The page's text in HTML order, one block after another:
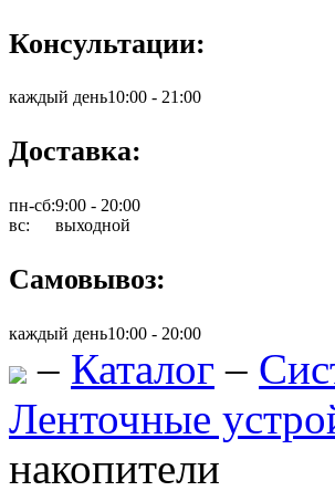
Консультации:
каждый день10:00 - 21:00
Доставка:
пн-сб:9:00 - 20:00
вс:
выходной
Самовывоз:
каждый день10:00 - 20:00
– Каталог –
Ленточные
накопители